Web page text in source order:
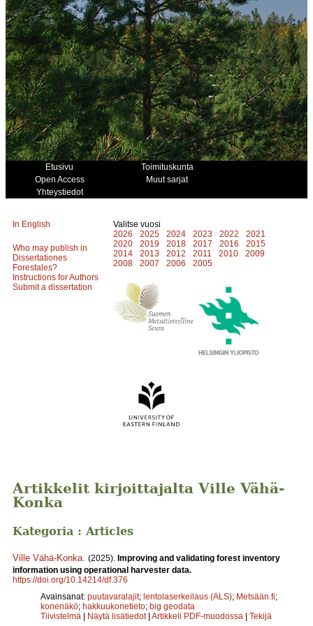
Etusivu
Toimituskunta
Open Access
Muut sarjat
Yhteystiedot
In English
Who may publish in
Dissertationes
Forestales?
Instructions for Authors
Submit a dissertation
Valitse vuosi
2026
2025 2024 2023 2022
2021
2020
2019 2018 2017 2016
2015
2014
2013 2012 2011 2010
2009
2008
2007 2006 2005
Artikkelit kirjoittajalta Ville Vähä-
Konka
Kategoria : Articles
Ville Vähä-Konka (2025). Improving and validating forest inventory
information using operational harvester data.
https://doi.org/10.14214/df.376
Avainsanat: puutavaralajit; lentolaserkeilaus (ALS); Metsään.fi;
konenäkö; hakkuukonetieto; big geodata
Tiivistelmä | Näytä lisätiedot | Artikkeli PDF-muodossa | Tekijä